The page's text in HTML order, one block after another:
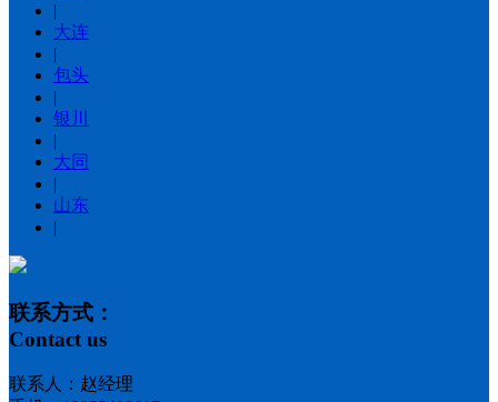
|
大连
|
包头
|
银川
|
大同
|
山东
|
联系方式：
Contact us
联系人：赵经理